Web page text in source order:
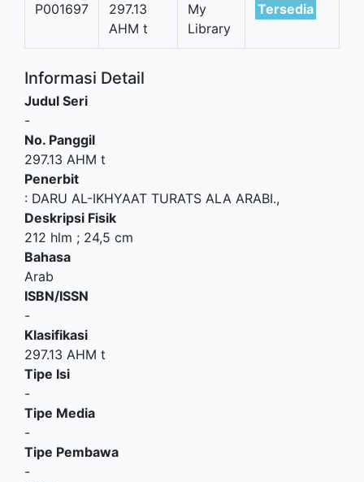
P001697
297.13
AHM t
My
Library
Tersedia
Informasi Detail
Judul Seri
-
No. Panggil
297.13 AHM t
Penerbit
: DARU AL-IKHYAAT TURATS ALA ARABI.,
Deskripsi Fisik
212 hlm ; 24,5 cm
Bahasa
Arab
ISBN/ISSN
-
Klasifikasi
297.13 AHM t
Tipe Isi
-
Tipe Media
-
Tipe Pembawa
-